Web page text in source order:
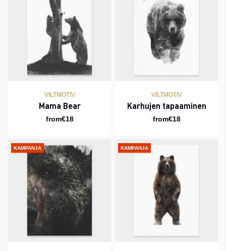
VILTMOTIV
Mama Bear
from€18
VILTMOTIV
Karhujen tapaaminen
from€18
KAMPANJA KAMPANJA